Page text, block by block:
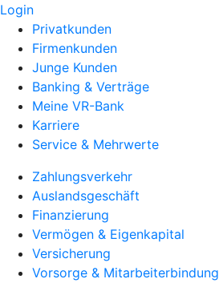
Login
Privatkunden
Firmenkunden
Junge Kunden
Banking & Verträge
Meine VR-Bank
Karriere
Service & Mehrwerte
Zahlungsverkehr
Auslandsgeschäft
Finanzierung
Vermögen & Eigenkapital
Versicherung
Vorsorge & Mitarbeiterbindung